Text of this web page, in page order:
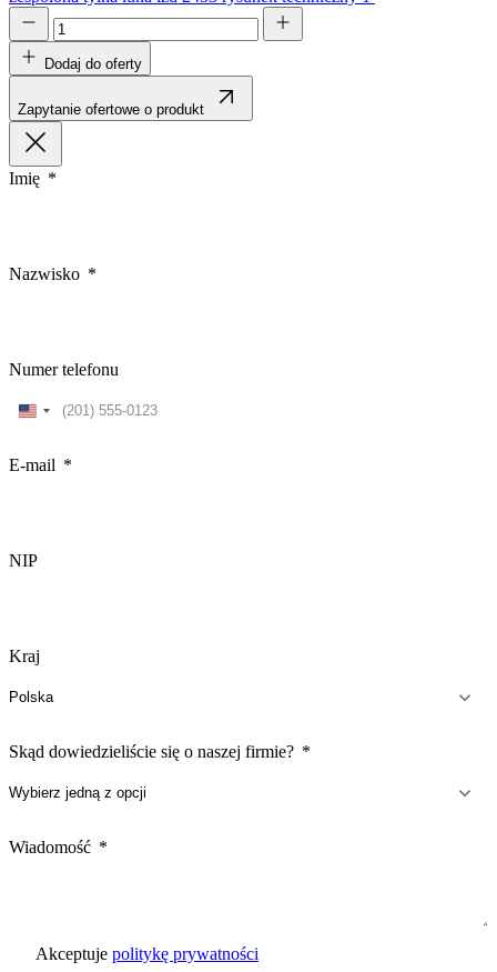
Dodaj do oferty
Zapytanie ofertowe o produkt
Imię
Nazwisko
Numer telefonu
United
E-mail
NIP
Kraj
Skąd dowiedzieliście się o naszej firmie?
Wiadomość
Akceptuje politykę prywatności